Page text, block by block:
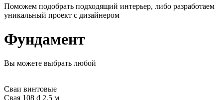
Поможем подобрать подходящий интерьер, либо разработаем
уникальный проект с дизайнером
Фундамент
Вы можете выбрать любой
Сваи винтовые
Свая 108 d 2.5 м